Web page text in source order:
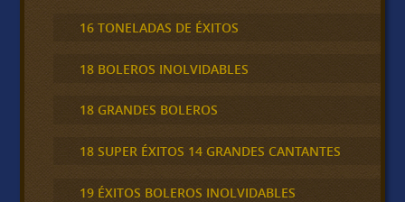
16 TONELADAS DE ÉXITOS
18 BOLEROS INOLVIDABLES
18 GRANDES BOLEROS
18 SUPER ÉXITOS 14 GRANDES CANTANTES
19 ÉXITOS BOLEROS INOLVIDABLES